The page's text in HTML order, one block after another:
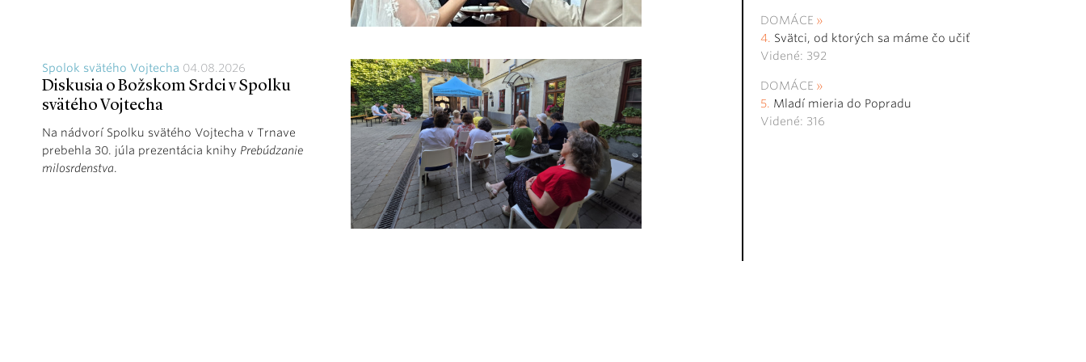
Spolok svätého Vojtecha 04.08.2026
Diskusia o Božskom Srdci v Spolku
svätého Vojtecha
Na nádvorí Spolku svätého Vojtecha v Trnave
prebehla 30. júla prezentácia knihy Prebúdzanie
milosrdenstva.
DOMÁCE
Svätci, od ktorých sa máme čo učiť
Videné: 392
DOMÁCE
Mladí mieria do Popradu
Videné: 316